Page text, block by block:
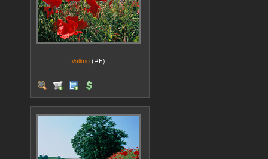
Vallmo (RF)